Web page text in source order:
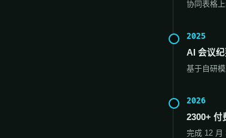
协同表格
2025
AI 会议
基于自研
2026
2300+ 付
完成 12 月